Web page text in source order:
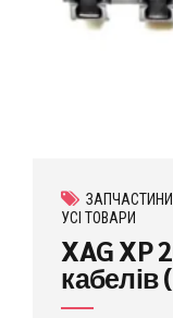
УСІ ТОВАРИ
XAG XP
кабелів